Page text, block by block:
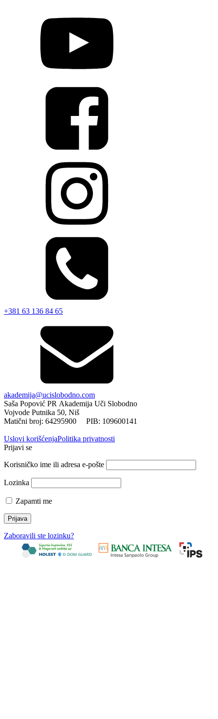
+381 63 136 84 65
akademija@ucislobodno.com
Saša Popović PR Akademija Uči Slobodno
Vojvode Putnika 50, Niš
Matični broj: 64295900 PIB: 109600141
Uslovi korišćenjaPolitika privatnosti
Prijavi se
Korisničko ime ili adresa e-pošte
Lozinka
Zapamti me
Zaboravili ste lozinku?